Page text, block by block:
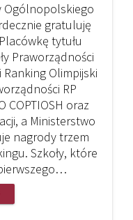
Ogólnopolskiego
gratuluję
tytułu
Praworządności
Olimpijski
RP
COPTIOSH oraz
a Ministerstwo
nagrody trzem
Szkoły, które